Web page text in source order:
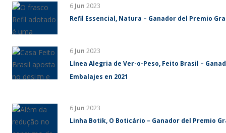
6 Jun 2023
Refil Essencial, Natura – Ganador del Premio
6 Jun 2023
Línea Alegria de Ver-o-Peso, Feito Brasil –
Embalajes en 2021
6 Jun 2023
Linha Botik, O Boticário – Ganador del Premio